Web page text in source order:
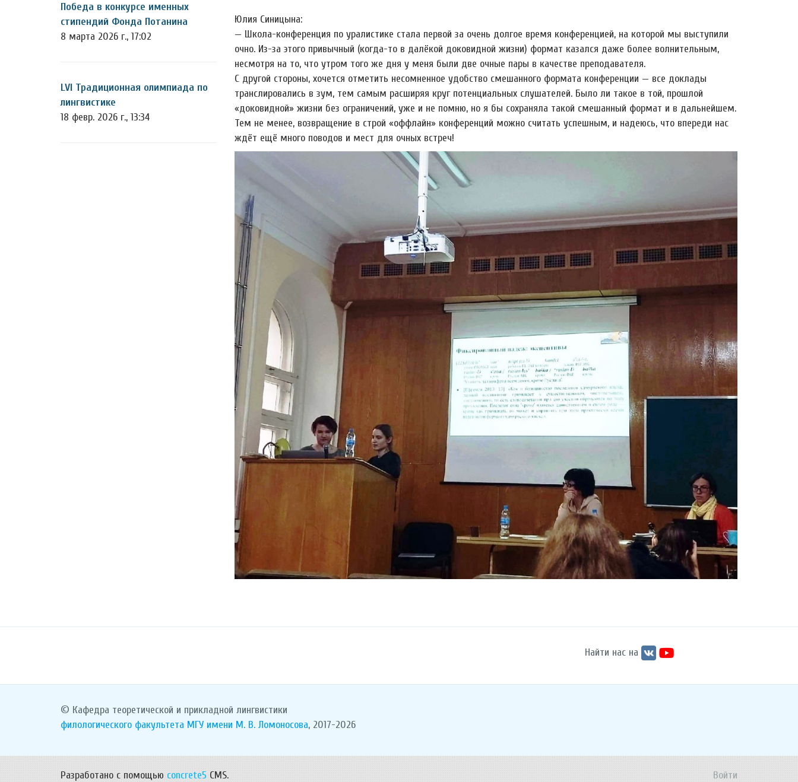
Победа в конкурсе именных
стипендий Фонда Потанина
8 марта 2026 г., 17:02
LVI Традиционная олимпиада по
лингвистике
18 февр. 2026 г., 13:34
Юлия Синицына:
— Школа-конференция по уралистике стала первой за очень долгое время конференцией, на которой мы выступили
очно. Из-за этого привычный (когда-то в далёкой доковидной жизни) формат казался даже более волнительным,
несмотря на то, что утром того же дня у меня были две очные пары в качестве преподавателя.
С другой стороны, хочется отметить несомненное удобство смешанного формата конференции — все доклады
транслировались в зум, тем самым расширяя круг потенциальных слушателей. Было ли такое в той, прошлой
«доковидной» жизни без ограничений, уже и не помню, но я бы сохраняла такой смешанный формат и в дальнейшем.
Тем не менее, возвращение в строй «оффлайн» конференций можно считать успешным, и надеюсь, что впереди нас
ждёт ещё много поводов и мест для очных встреч!
Найти нас на
© Кафедра теоретической и прикладной лингвистики
филологического факультета МГУ имени М. В. Ломоносова, 2017-2026
Разработано с помощью concrete5 CMS. Войти